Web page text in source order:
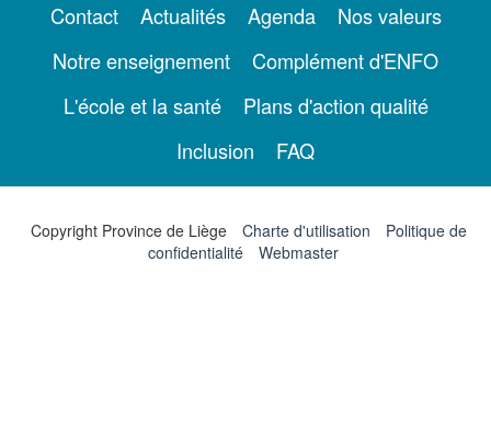
Contact Actualités Agenda
Nos valeurs
Notre enseignement
Complément d'ENFO
L'école et la santé
Plans d'action qualité
Inclusion
FAQ
Copyright Province de Liège Charte d'utilisation
Politique de
confidentialité
Webmaster